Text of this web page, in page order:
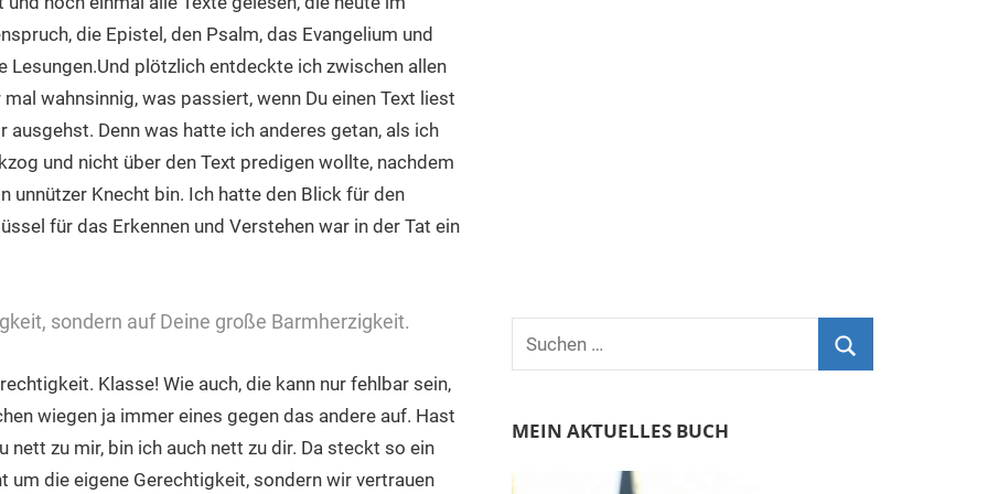
die Epistel, den Psalm, das Evangelium und
plötzlich entdeckte ich zwischen allen
wahnsinnig, was passiert, wenn Du einen Text liest
Denn was hatte ich anderes getan, als ich
und nicht über den Text predigen wollte, nachdem
unnützer Knecht bin. Ich hatte den Blick für den
für das Erkennen und Verstehen war in der Tat ein
sondern auf Deine große Barmherzigkeit.
Klasse! Wie auch, die kann nur fehlbar sein,
wiegen ja immer eines gegen das andere auf. Hast
nett zu mir, bin ich auch nett zu dir. Da steckt so ein
die eigene Gerechtigkeit, sondern wir vertrauen
Suchen
nach:
MEIN AKTUELLES BUCH